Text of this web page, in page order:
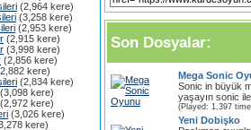
(2,964 kere)
(3,258 kere)
(2,953 kere)
(2,915 kere)
(3,998 kere)
(2,856 kere)
kere)
(2,834 kere)
(3,098 kere)
(2,972 kere)
(3,026 kere)
kere)
Son Dosyalar:
Mega Sonic
Sonic in büyük
yaşayın sonic
(Played: 1,397
Yeni Dobişko